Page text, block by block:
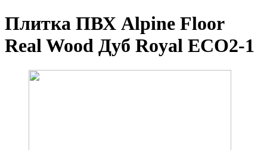
Плитка ПВХ Alpine Floor
Real Wood Дуб Royal ECO2-1